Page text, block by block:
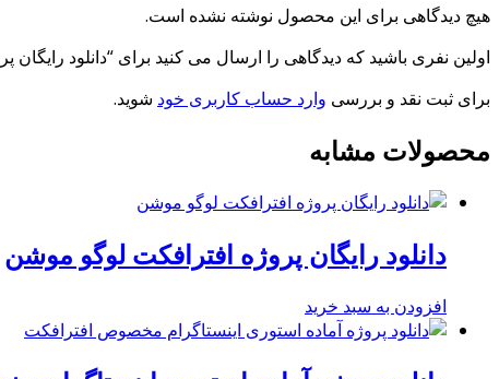
هیچ دیدگاهی برای این محصول نوشته نشده است.
اولین نفری باشید که دیدگاهی را ارسال می کنید برای “دانلود رایگان
برای ثبت نقد و بررسی وارد حساب کاربری خود شوید.
محصولات مشابه
دانلود رایگان پروژه افترافکت لوگو موشن
افزودن به سبد خرید